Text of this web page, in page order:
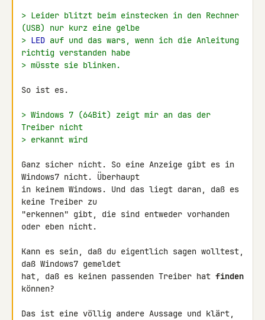
> Leider blitzt beim einstecken in den Rechner
(USB) nur kurz eine gelbe
> LED auf und das wars, wenn ich die Anleitung
richtig verstanden habe
> müsste sie blinken.
So ist es.
> Windows 7 (64Bit) zeigt mir an das der
Treiber nicht
> erkannt wird
Ganz sicher nicht. So eine Anzeige gibt es in
Windows7 nicht. Überhaupt
in keinem Windows. Und das liegt daran, daß es
keine Treiber zu
"erkennen" gibt, die sind entweder vorhanden
oder eben nicht.
Kann es sein, daß du eigentlich sagen wolltest,
daß Windows7 gemeldet
hat, daß es keinen passenden Treiber hat finden
können?
Das ist eine völlig andere Aussage und klärt,